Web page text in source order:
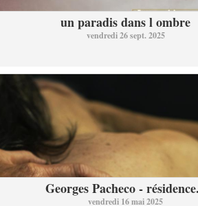
un paradis dans l ombre
vendredi 26 sept. 2025
Georges Pacheco -
vendredi 16 mai 2025